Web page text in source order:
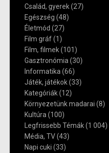
Család, gyerek(27)
Egészség (48)
Életmód (27)
Film gráf(1)
Film, filmek(101)
Gasztronómia (30)
Informatika (66)
Játék, játékok(33)
Kategóriák(12)
Környezetünk madarai (8)
Kultúra (100)
Legfrissebb Témák(1 004)
Média, TV(43)
Napi cuki (33)